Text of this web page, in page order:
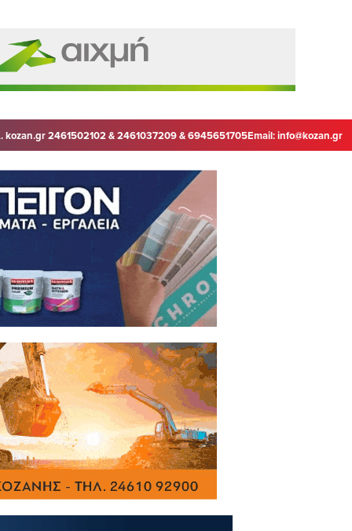
kozan.gr 2461502102 & 2461037209 & 6945651705Email:info@kozan.gr